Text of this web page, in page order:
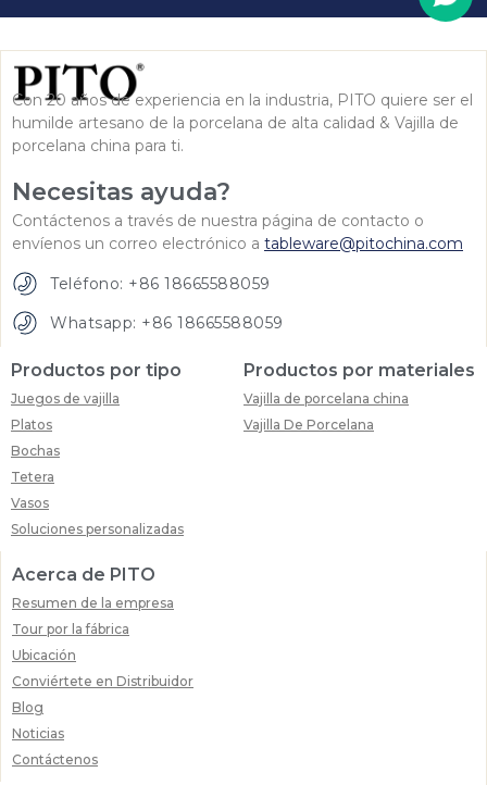
Con 20 años de experiencia en la industria, PITO quiere ser el
humilde artesano de la porcelana de alta calidad & Vajilla de
porcelana china para ti.
Necesitas ayuda?
Contáctenos a través de nuestra página de contacto o
envíenos un correo electrónico a tableware@pitochina.com
Teléfono: +86 18665588059
Whatsapp: +86 18665588059
Productos por tipo
Juegos de vajilla
Platos
Bochas
Tetera
Vasos
Soluciones personalizadas
Productos por materiales
Vajilla de porcelana china
Vajilla De Porcelana
Acerca de PITO
Resumen de la empresa
Tour por la fábrica
Ubicación
Conviértete en Distribuidor
Blog
Noticias
Contáctenos